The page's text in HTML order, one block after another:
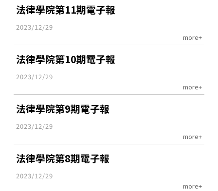
法律學院第11期電子報
2023/12/29
more+
法律學院第10期電子報
2023/12/29
more+
法律學院第9期電子報
2023/12/29
more+
法律學院第8期電子報
2023/12/29
more+